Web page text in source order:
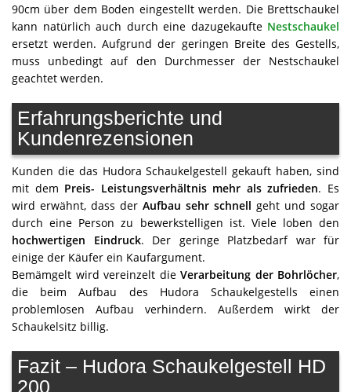
90cm über dem Boden eingestellt werden. Die Brettschaukel
kann natürlich auch durch eine dazugekaufte Nestschaukel
ersetzt werden. Aufgrund der geringen Breite des Gestells,
muss unbedingt auf den Durchmesser der Nestschaukel
geachtet werden.
Erfahrungsberichte und
Kundenrezensionen
Kunden die das Hudora Schaukelgestell gekauft haben, sind
mit dem Preis- Leistungsverhältnis mehr als zufrieden. Es
wird erwähnt, dass der Aufbau sehr schnell geht und sogar
durch eine Person zu bewerkstelligen ist. Viele loben den
hochwertigen Eindruck. Der geringe Platzbedarf war für
einige der Käufer ein Kaufargument.
Bemämgelt wird vereinzelt die Verarbeitung der Bohrlöcher,
die beim Aufbau des Hudora Schaukelgestells einen
problemlosen Aufbau verhindern. Außerdem wirkt der
Schaukelsitz billig.
Fazit – Hudora Schaukelgestell HD
200